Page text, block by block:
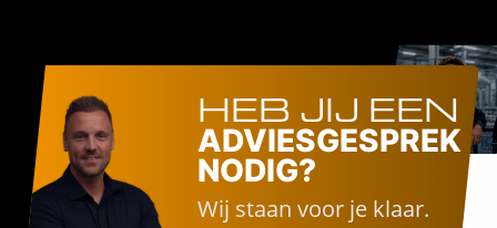
HEB JIJ EEN
ADVIESGESPREK
NODIG?
Wij staan voor je klaar.